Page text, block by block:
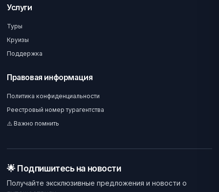
Услуги
Туры
Круизы
Поддержка
Правовая информация
Политика конфиденциальности
Реестровый номер турагентства
⚠️ Важно помнить
🌟 Подпишитесь на новости
Получайте эксклюзивные предложения и новости о